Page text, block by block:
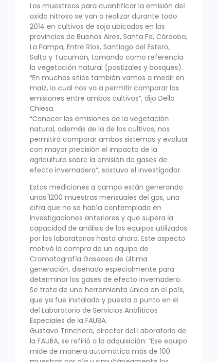
Los muestreos para cuantificar la emisión del
oxido nitroso se van a realizar durante todo
2014 en cultivos de soja ubicados en las
provincias de Buenos Aires, Santa Fe, Córdoba,
La Pampa, Entre Ríos, Santiago del Estero,
Salta y Tucumán, tomando como referencia
la vegetación natural (pastizales y bosques).
“En muchos sitios también vamos a medir en
maíz, lo cual nos va a permitir comparar las
emisiones entre ambos cultivos”, dijo Della
Chiesa.
“Conocer las emisiones de la vegetación
natural, además de la de los cultivos, nos
permitirá comparar ambos sistemas y evaluar
con mayor precisión el impacto de la
agricultura sobre la emisión de gases de
efecto invernadero”, sostuvo el investigador.
Estas mediciones a campo están generando
unas 1200 muestras mensuales del gas, una
cifra que no se había contemplado en
investigaciones anteriores y que supera la
capacidad de análisis de los equipos utilizados
por los laboratorios hasta ahora. Este aspecto
motivó la compra de un equipo de
Cromatografía Gaseosa de última
generación, diseñado especialmente para
determinar los gases de efecto invernadero.
Se trata de una herramienta única en el país,
que ya fue instalada y puesta a punto en el
del Laboratorio de Servicios Analíticos
Especiales de la FAUBA.
Gustavo Trinchero, director del Laboratorio de
la FAUBA, se refirió a la adquisición: “Ese equipo
mide de manera automática más de 100